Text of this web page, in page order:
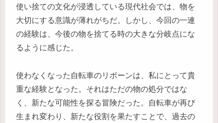
使い捨ての文化が浸透している現代社会では、物を
大切にする意識が薄れがちだ。しかし、今回の一連
の経験は、今後の物を捨てる時の大きな分岐点にな
るように感じた。
使わなくなった自転車のリボーンは、私にとって貴
重な経験となった。それはただの物の処分ではな
く、新たな可能性を探る冒険だった。自転車が再び
生まれ変わり、新たな役割を果たすことで、過去の